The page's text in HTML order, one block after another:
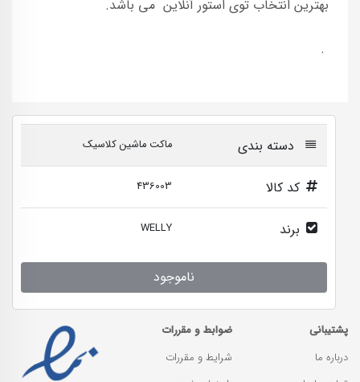
بهترین انتخاب توی استور آنلاین می باشد.
.
دسته بندی ماکت ماشین کلاسیک
کد کالا 436003
برند WELLY
ناموجود
پشتیبانی
درباره ما
ضوابط و مقررات
شرایط و مقررات